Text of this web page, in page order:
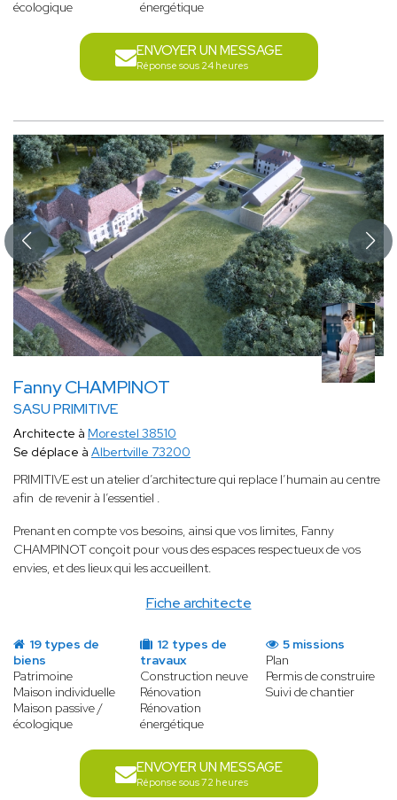
écologique énergétique
ENVOYER UN MESSAGE
Réponse sous 24 heures
Fanny CHAMPINOT
SASU PRIMITIVE
Fiche architecte
Architecte à Morestel 38510
Se déplace à Albertville 73200
PRIMITIVE est un atelier d’architecture qui replace l’humain au centre
afin de revenir à l’essentiel .
Prenant en compte vos besoins, ainsi que vos limites, Fanny
CHAMPINOT conçoit pour vous des espaces respectueux de vos
envies, et des lieux qui les accueillent.
19 types de
biens
Patrimoine
Maison individuelle
Maison passive /
écologique
12 types de
travaux
Construction neuve
Rénovation
Rénovation
énergétique
5 missions
Plan
Permis de construire
Suivi de chantier
ENVOYER UN MESSAGE
Réponse sous 72 heures